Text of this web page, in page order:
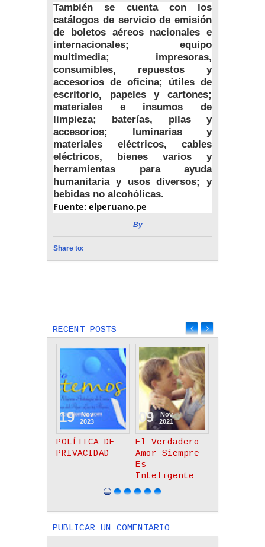
También se cuenta con los
catálogos de servicio de emisión
de boletos aéreos nacionales e
internacionales; equipo
multimedia; impresoras,
consumibles, repuestos y
accesorios de oficina; útiles de
escritorio, papeles y cartones;
materiales e insumos de
limpieza; baterías, pilas y
accesorios; luminarias y
materiales eléctricos, cables
eléctricos, bienes varios y
herramientas para ayuda
humanitaria y usos diversos; y
bebidas no alcohólicas.
Fuente: elperuano.pe
By
Share to:
RECENT POSTS
El Verdadero
Amor Siempre
09
Nov
2021
Limites En El
Noviazgo
Cristiano -
Reflexión
08
Nov
2021
PUBLICAR UN COMENTARIO